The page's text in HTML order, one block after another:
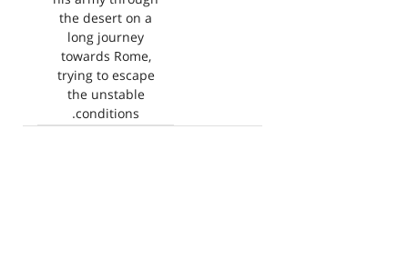
the desert on a
long journey
towards Rome,
trying to escape
the unstable
conditions.